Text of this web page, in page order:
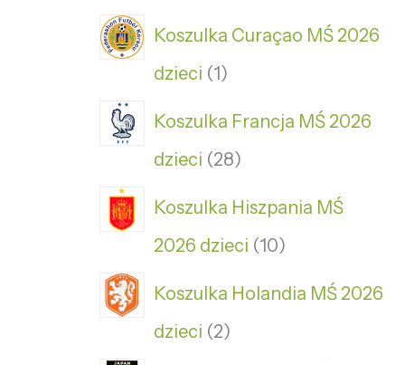
Koszulka Curaçao MŚ 2026
dzieci 1
Koszulka Francja MŚ 2026
dzieci 28
Koszulka Hiszpania MŚ
2026 dzieci 10
Koszulka Holandia MŚ 2026
dzieci 2